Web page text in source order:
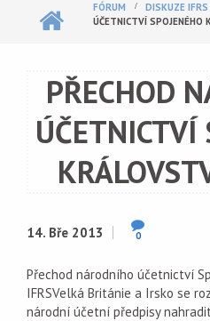
FÓRUM DISKUZE IFRS
ÚČETNICTVÍ SPOJENÉHO
PŘECHOD
ÚČETNICTVÍ
14. Bře 2013 0
Přechod národního účetnictví
IFRSVelká Británie a Irsko se
národní účetní předpisy